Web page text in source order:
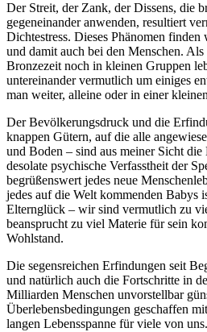
Der Streit, der Zank, der Dissens, die
gegeneinander anwenden, resultiert
Dichtestress. Dieses Phänomen
und damit auch bei den Menschen.
Bronzezeit noch in kleinen Gruppen
untereinander vermutlich um einiges
man weiter, alleine oder in einer
Der Bevölkerungsdruck und die
knappen Gütern, auf die alle
und Boden – sind aus meiner Sicht
desolate psychische Verfasstheit der
begrüßenswert jedes neue
jedes auf die Welt kommenden Babys
Elternglück – wir sind vermutlich zu
beansprucht zu viel Materie für sein
Wohlstand.
Die segensreichen Erfindungen seit
und natürlich auch die Fortschritte in
Milliarden Menschen unvorstellbar
Überlebensbedingungen geschaffen
langen Lebensspanne für viele von uns.